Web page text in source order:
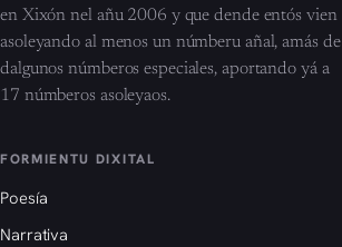
en Xixón nel añu 2006 y que dende entós vien
asoleyando al menos un númberu añal, amás de
dalgunos númberos especiales, aportando yá a
17 númberos asoleyaos.
FORMIENTU DIXITAL
Poesía
Narrativa